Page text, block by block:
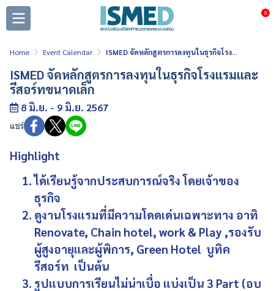
0
Home Event Calendar ISMED จัดหลักสูตรการลงทุนในธุรกิจโรงแรมและรีสอร์ทขนาดเล็ก
ISMED จัดหลักสูตรการลงทุนในธุรกิจโรงแรมและ
รีสอร์ทขนาดเล็ก
8 มิ.ย. - 9 มิ.ย. 2567
แชร์
Highlight
ได้เรียนรู้จากประสบการณ์จริง โดยเจ้าของ
ธุรกิจ
ดูงานโรงแรมที่มีความโดดเด่นเฉพาะทาง อาทิ
Renovate, Chain hotel, work & Play ,รองรับ
ผู้สูงอายุและผู้พิการ, Green Hotel บูทิค
รีสอร์ท เป็นต้น
รูปแบบการเรียนไม่น่าเบื่อ แบ่งเป็น 3 Part (อบ